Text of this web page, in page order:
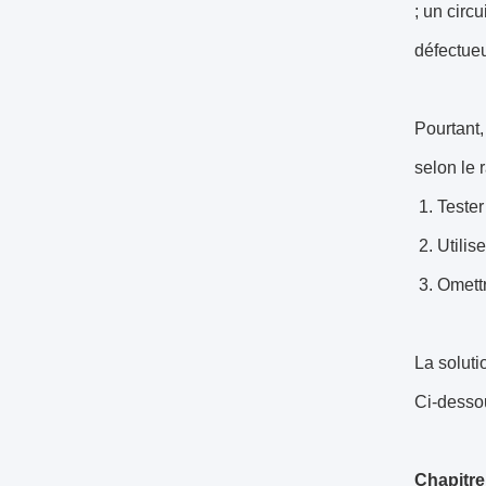
; un
selon le
1.
2.
3.
La
Ci-